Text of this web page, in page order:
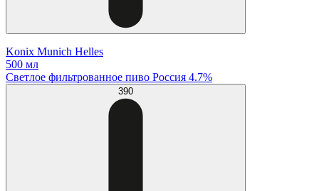
Konix Munich Helles
500 мл
Светлое фильтрованное пиво Россия 4.7%
390